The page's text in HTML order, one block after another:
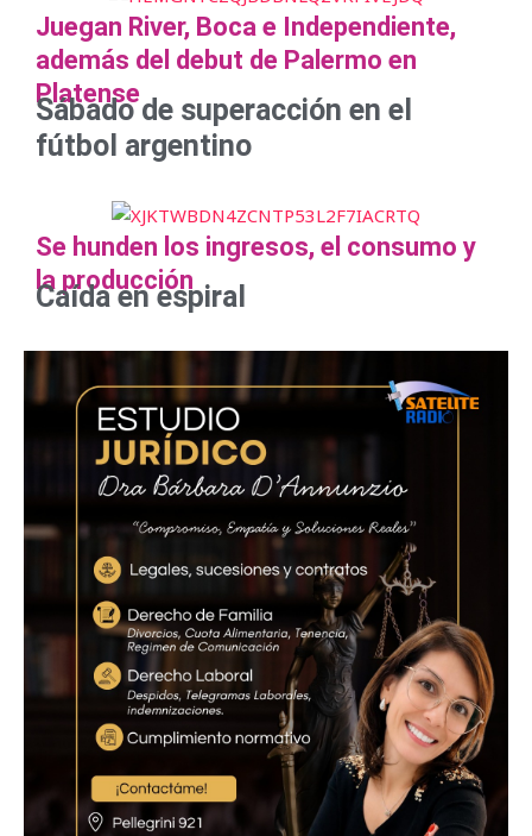
Juegan River, Boca e Independiente,
además del debut de Palermo en
Platense
Sábado de superacción en el
fútbol argentino
Se hunden los ingresos, el consumo y
la producción
Caída en espiral